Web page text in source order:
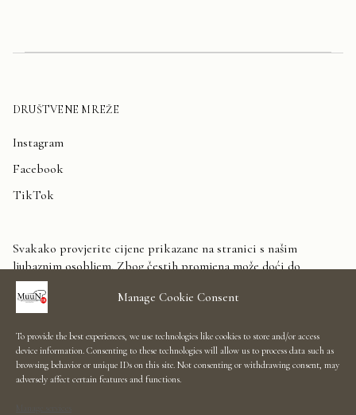
Manage Cookie Consent
To provide the best experiences, we use technologies like cookies to store and/or access
device information. Consenting to these technologies will allow us to process data such as
browsing behavior or unique IDs on this site. Not consenting or withdrawing consent, may
adversely affect certain features and functions.
DRUŠTVENE MREŽE
Instagram
Facebook
TikTok
Svakako provjerite cijene prikazane na stranici s našim
ljubaznim osobljem. Zbog čestih promjena može doći do
odstupanja. Unaprijed zahvaljujemo na razumijevanju.
Kontaktirajte nas
Showroom Salon
Uvjeti korištenja